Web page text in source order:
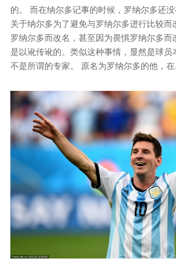
的。 而在纳尔多记事的时候，罗纳尔多还
关于纳尔多为了避免与罗纳尔多进行比较
罗纳尔多而改名，甚至因为畏惧罗纳尔多
是以讹传讹的。类似这种事情，显然是球
不是所谓的专家。 原名为罗纳尔多的他，